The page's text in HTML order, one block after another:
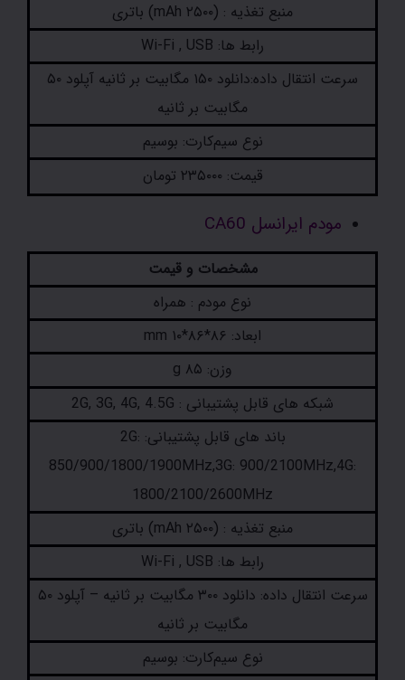
منبع تغذیه : (۲۵۰۰ mAh) باتری
رابط ها: Wi-Fi , USB
سرعت انتقال داده:دانلود ۱۵۰ مگابیت بر ثانیه آپلود ۵۰
مگابیت بر ثانیه
نوع سیم‌کارت: بوسیم
قیمت: ۲۳۵۰۰۰ تومان
مودم ایرانسل CA60
مشخصات و قیمت
نوع مودم : همراه
ابعاد: ۸۶*۸۶*۱۰ mm
وزن: ۸۵ g
شبکه های قابل پشتیبانی : 2G, 3G, 4G, 4.5G
باند های قابل پشتیبانی: 2G:
850/900/1800/1900MHz,3G: 900/2100MHz,4G:
1800/2100/2600MHz
منبع تغذیه : (۲۵۰۰ mAh) باتری
رابط ها: Wi-Fi , USB
سرعت انتقال داده: دانلود ۳۰۰ مگابیت بر ثانیه – آپلود ۵۰
مگابیت بر ثانیه
نوع سیم‌کارت: بوسیم